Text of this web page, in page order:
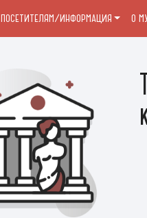
ПОСЕТИТЕЛЯМ/ИНФОРМАЦИЯ О